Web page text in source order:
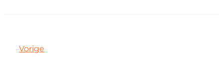
Vorige